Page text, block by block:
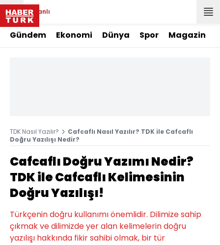
Canlı
Gündem Ekonomi Dünya Spor Magazin
TDK Nasıl Yazılır?
Cafcaflı Nasıl Yazılır? TDK ile Cafcaflı
Doğru Yazılışı Nedir?
Cafcaflı Doğru Yazımı Nedir?
TDK ile Cafcaflı Kelimesinin
Doğru Yazılışı!
Türkçenin doğru kullanımı önemlidir. Dilimize sahip
çıkmak ve dilimizde yer alan kelimelerin doğru
yazılışı hakkında fikir sahibi olmak, bir tür